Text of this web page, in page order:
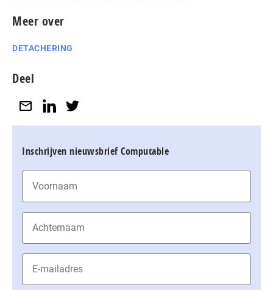
Meer over
DETACHERING
Deel
Inschrijven nieuwsbrief Computable